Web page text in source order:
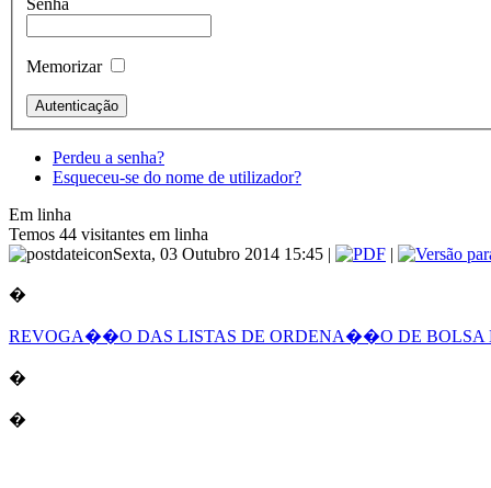
Memorizar
Perdeu a senha?
Esqueceu-se do nome de utilizador?
Em linha
Temos 44 visitantes em linha
Sexta, 03 Outubro 2014 15:45 |
|
�
REVOGA��O DAS LISTAS DE ORDENA��O DE
�
�